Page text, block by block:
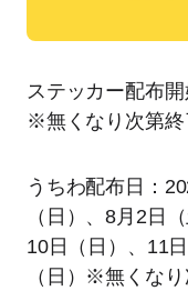
ステッカー配布
※無くなり次第終
うちわ配布日：
（日）、8月2日
10日（日）、11
（日）※無くな